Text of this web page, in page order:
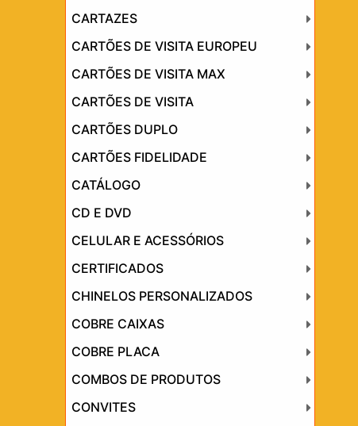
CARTAZES
CARTÕES DE VISITA EUROPEU
CARTÕES DE VISITA MAX
CARTÕES DE VISITA
CARTÕES DUPLO
CARTÕES FIDELIDADE
CATÁLOGO
CD E DVD
CELULAR E ACESSÓRIOS
CERTIFICADOS
CHINELOS PERSONALIZADOS
COBRE CAIXAS
COBRE PLACA
COMBOS DE PRODUTOS
CONVITES